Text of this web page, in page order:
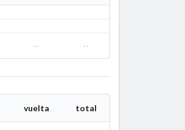
-- --
vuelta
total